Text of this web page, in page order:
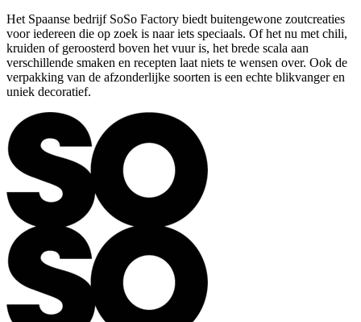
Het Spaanse bedrijf SoSo Factory biedt buitengewone zoutcreaties
voor iedereen die op zoek is naar iets speciaals. Of het nu met chili,
kruiden of geroosterd boven het vuur is, het brede scala aan
verschillende smaken en recepten laat niets te wensen over. Ook de
verpakking van de afzonderlijke soorten is een echte blikvanger en
uniek decoratief.